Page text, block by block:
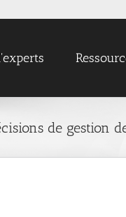
de gestion